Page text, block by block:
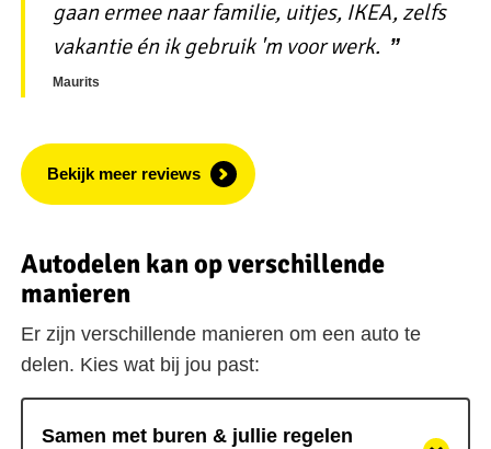
gaan ermee naar familie, uitjes, IKEA, zelfs
vakantie én ik gebruik 'm voor werk.
Maurits
Bekijk meer reviews
Autodelen kan op verschillende
manieren
Er zijn verschillende manieren om een auto te
delen. Kies wat bij jou past:
Samen met buren & jullie regelen